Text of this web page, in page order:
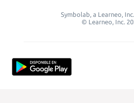
Symbolab, a Learneo,
© Learneo, Inc.